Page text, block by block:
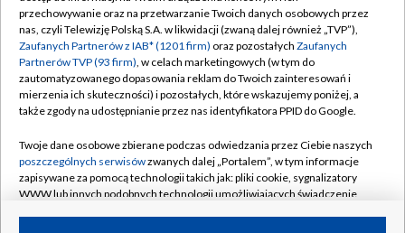
Abonament TVP
Emisja w TVP
Centrum informacji TVP
Naziemna Telewizja Cyfrowa
Rada Programowa
System NOS
Informacje o nadawcy
Regulamin TVP
Polityka prywatności
Moje zgody
Pomoc
Kontakt
Kanały
przechowywanie oraz na przetwarzanie Twoich danych osobowych przez
nas, czyli Telewizję Polską S.A. w likwidacji (zwaną dalej również „TVP”),
Zaufanych Partnerów z IAB* (1201 firm) oraz pozostałych Zaufanych
Partnerów TVP (93 firm), w celach marketingowych (w tym do
zautomatyzowanego dopasowania reklam do Twoich zainteresowań i
mierzenia ich skuteczności) i pozostałych, które wskazujemy poniżej, a
także zgody na udostępnianie przez nas identyfikatora PPID do Google.
Twoje dane osobowe zbierane podczas odwiedzania przez Ciebie naszych
poszczególnych serwisówzwanych dalej „Portalem”, w tym informacje
zapisywane za pomocą technologii takich jak: pliki cookie, sygnalizatory
WWW lub innych podobnych technologii umożliwiających świadczenie